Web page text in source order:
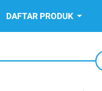
DAFTAR PRODUK